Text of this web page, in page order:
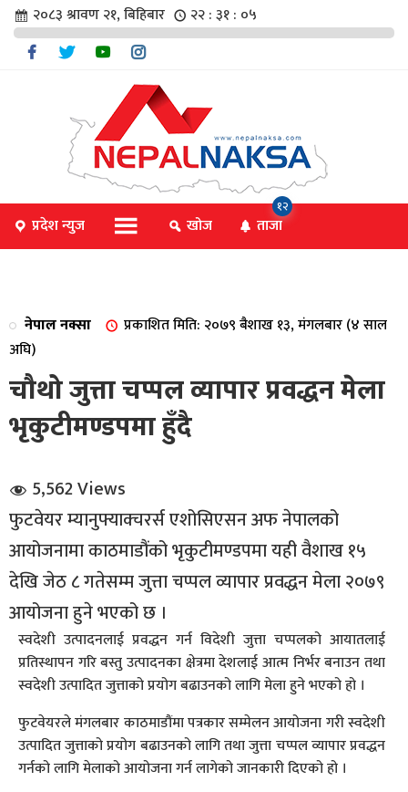
संवाद
२०८३ श्रावण २१, बिहिबार २२ : ३१ : ०६
प्रदेश न्युज खोज ताजा
१२
नेपाल नक्सा
प्रकाशित मिति: २०७९ बैशाख १३, मंगलबार (४ साल
अघि)
चौथो जुत्ता चप्पल व्यापार प्रवद्धन मेला
भृकुटीमण्डपमा हुँदै
5,562 Views
फुटवेयर म्यानुफ्याक्चरर्स एशोसिएसन अफ नेपालको
आयोजनामा काठमाडौंको भृकुटीमण्डपमा यही वैशाख १५
देखि जेठ ८ गतेसम्म जुत्ता चप्पल व्यापार प्रवद्धन मेला २०७९
आयोजना हुने भएको छ ।
स्वदेशी उत्पादनलाई प्रवद्धन गर्न विदेशी जुत्ता चप्पलको आयातलाई
प्रतिस्थापन गरि बस्तु उत्पादनका क्षेत्रमा देशलाई आत्म निर्भर बनाउन तथा
स्वदेशी उत्पादित जुत्ताको प्रयोग बढाउनको लागि मेला हुने भएको हो ।
फुटवेयरले मंगलबार काठमाडौंमा पत्रकार सम्मेलन आयोजना गरी स्वदेशी
उत्पादित जुत्ताको प्रयोग बढाउनको लागि तथा जुत्ता चप्पल व्यापार प्रवद्धन
गर्नको लागि मेलाको आयोजना गर्न लागेको जानकारी दिएको हो ।